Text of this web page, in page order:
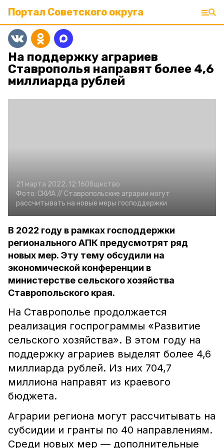
Портал Советского округа
На поддержку аграриев
Ставрополья направят более 4,6
миллиарда рублей
21 марта 2022, 12:16Общество
Фото: СКИА // Ставропольские аграрии могут
рассчитывать на новые меры господдержки
В 2022 году в рамках господдержки
регионального АПК предусмотрят ряд
новых мер. Эту тему обсудили на
экономической конференции в
министерстве сельского хозяйства
Ставропольского края.
На Ставрополье продолжается
реализация госпрограммы «Развитие
сельского хозяйства». В этом году на
поддержку аграриев выделят более 4,6
миллиарда рублей. Из них 704,7
миллиона направят из краевого
бюджета.
Аграрии региона могут рассчитывать на
субсидии и гранты по 40 направлениям.
Среди новых мер –– дополнительные